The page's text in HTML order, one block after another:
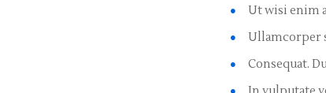
Ut wisi enim
Ullamcorper
Consequat.